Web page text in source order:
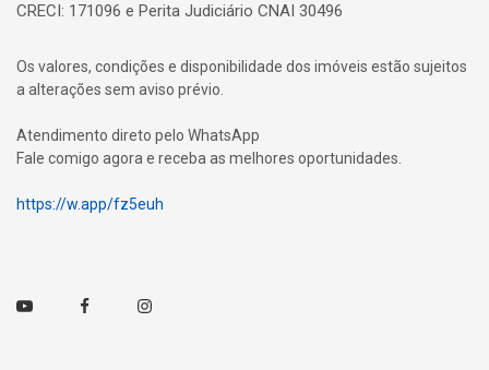
CRECI: 171096 e Perita Judiciário CNAI 30496
Os valores, condições e disponibilidade dos imóveis estão sujeitos
a alterações sem aviso prévio.
Atendimento direto pelo WhatsApp
Fale comigo agora e receba as melhores oportunidades.
https://w.app/fz5euh
Youtube FacebookInstagram